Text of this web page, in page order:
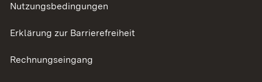
Nutzungsbedingungen
Erklärung zur Barrierefreiheit
Rechnungseingang